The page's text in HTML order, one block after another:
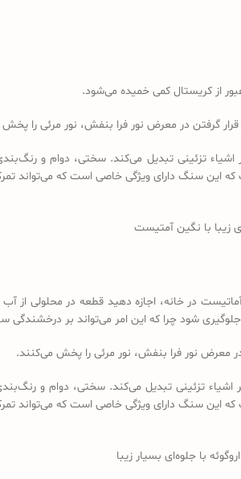
گرفتن در معرض نور فرا بنفش، نور مرئی را
تزئینی تبدیل می‌کند. سختی، دوام و
این سنگ دارای ویژگی خاصی است که می‌تواند
زیبا با نگین آمتیست
در خانه، اجازه دهید قطعه در محلولی
شود چرا که این امر می‌تواند بر درخشندگی
معرض نور فرا بنفش، نور مرئی را پخش می‌کنند.
تزئینی تبدیل می‌کند. سختی، دوام و
این سنگ دارای ویژگی خاصی است که می‌تواند
با جلوه‌ای بسیار زیبا